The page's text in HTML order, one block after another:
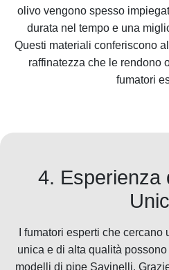
olivo vengono spesso
durata nel tempo e una
Questi materiali conferiscono
raffinatezza che le rendono
fumatori
4. Esperienza
I fumatori esperti che
unica e di alta qualità
modelli di pipe Savinelli.